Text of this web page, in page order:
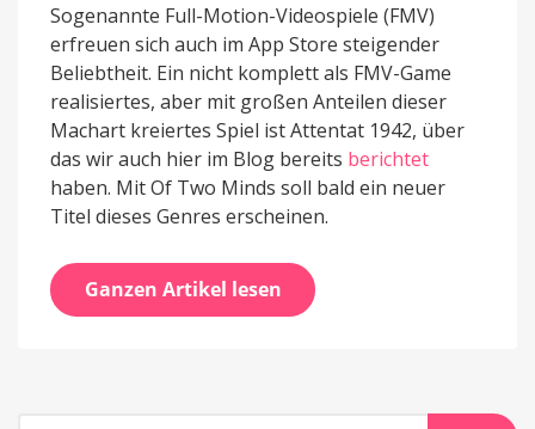
Sogenannte Full-Motion-Videospiele (FMV)
erfreuen sich auch im App Store steigender
Beliebtheit. Ein nicht komplett als FMV-Game
realisiertes, aber mit großen Anteilen dieser
Machart kreiertes Spiel ist Attentat 1942, über
das wir auch hier im Blog bereits berichtet
haben. Mit Of Two Minds soll bald ein neuer
Titel dieses Genres erscheinen.
Ganzen Artikel lesen